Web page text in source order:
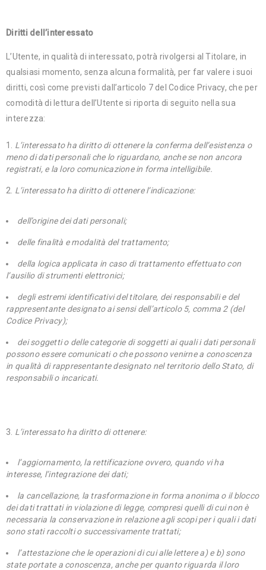
Diritti dell’interessato
L’Utente, in qualità di interessato, potrà rivolgersi al Titolare, in
qualsiasi momento, senza alcuna formalità, per far valere i suoi
diritti, così come previsti dall’articolo 7 del Codice Privacy, che per
comodità di lettura dell’Utente si riporta di seguito nella sua
interezza:
L’interessato ha diritto di ottenere la conferma dell’esistenza o
meno di dati personali che lo riguardano, anche se non ancora
registrati, e la loro comunicazione in forma intelligibile.
L’interessato ha diritto di ottenere l’indicazione:
dell’origine dei dati personali;
delle finalità e modalità del trattamento;
della logica applicata in caso di trattamento effettuato con
l’ausilio di strumenti elettronici;
degli estremi identificativi del titolare, dei responsabili e del
rappresentante designato ai sensi dell’articolo 5, comma 2 (del
Codice Privacy);
dei soggetti o delle categorie di soggetti ai quali i dati personali
possono essere comunicati o che possono venirne a conoscenza
in qualità di rappresentante designato nel territorio dello Stato, di
responsabili o incaricati.
L’interessato ha diritto di ottenere:
l’aggiornamento, la rettificazione ovvero, quando vi ha
interesse, l’integrazione dei dati;
la cancellazione, la trasformazione in forma anonima o il blocco
dei dati trattati in violazione di legge, compresi quelli di cui non è
necessaria la conservazione in relazione agli scopi per i quali i dati
sono stati raccolti o successivamente trattati;
l’attestazione che le operazioni di cui alle lettere a) e b) sono
state portate a conoscenza, anche per quanto riguarda il loro